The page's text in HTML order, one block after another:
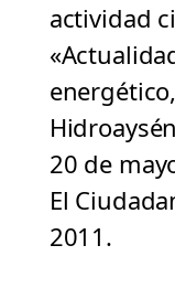
actividad
20 de
El
2011.